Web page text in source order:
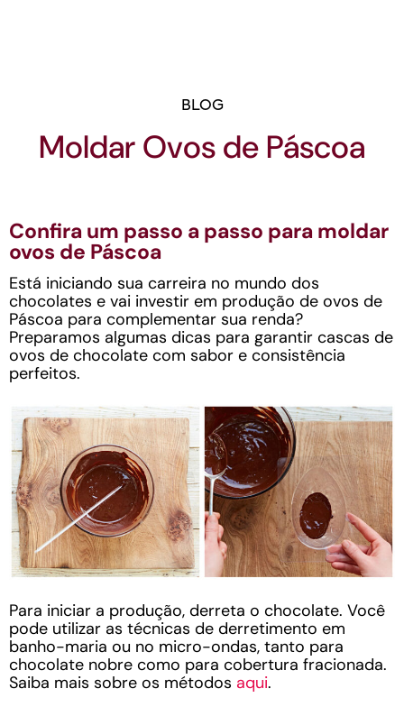
BLOG
Moldar Ovos de Páscoa
Confira um passo a passo para moldar
ovos de Páscoa
Está iniciando sua carreira no mundo dos
chocolates e vai investir em produção de ovos de
Páscoa para complementar sua renda?
Preparamos algumas dicas para garantir cascas de
ovos de chocolate com sabor e consistência
perfeitos.
Para iniciar a produção, derreta o chocolate. Você
pode utilizar as técnicas de derretimento em
banho-maria ou no micro-ondas, tanto para
chocolate nobre como para cobertura fracionada.
Saiba mais sobre os métodos aqui.